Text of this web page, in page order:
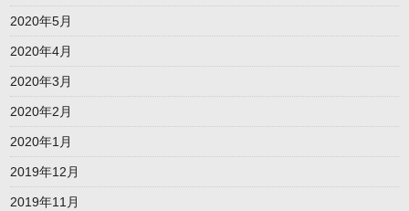
2020年5月
2020年4月
2020年3月
2020年2月
2020年1月
2019年12月
2019年11月